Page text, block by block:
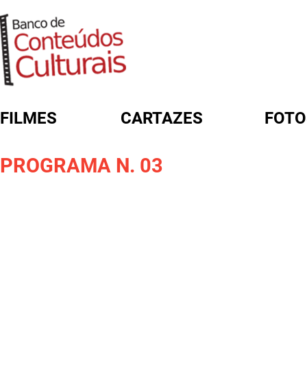
FILMES CARTAZES
PROGRAMA N. 03
FORMULÁRIO DE BUSCA